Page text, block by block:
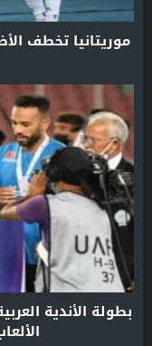
موريتانيا تخطف